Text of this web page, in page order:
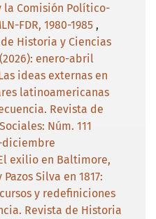
la Comisión Político-
FDR, 1980-1985 ,
Historia y Ciencias
enero-abril
ideas externas en
latinoamericanas
Revista de
Núm. 111
diciembre
exilio en Baltimore,
Silva en 1817:
y redefiniciones
Revista de Historia